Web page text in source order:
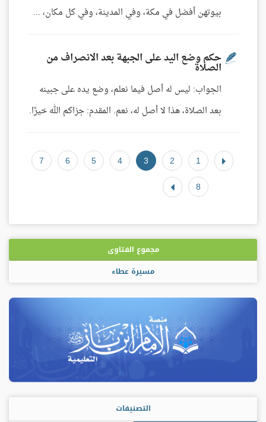
بيوتهن أفضل في مكة، وفي المدينة، وفي كل مكان، ...
حكم وضع اليد على الجبهة بعد الانصراف من
الصلاة
الجواب: ليس له أصل فيما نعلم، وضع يده على جبينه
بعد الصلاة، هذا لا أصل له، نعم. المقدم: جزاكم الله خيرًا.
1
2
3
4
5
6
7
8
مجموع الفتاوى
مسيرة عطاء
التصنيفات